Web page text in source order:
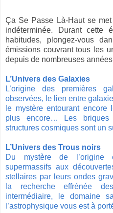
Ça Se Passe Là-Haut se
indéterminée. Durant cette
habitudes, plongez-vous
émissions couvrant tous les
depuis de nombreuses
L’Univers des Galaxies
L’origine des premières
observées, le lien entre
le mystère entourant
plus encore… Les briques
structures cosmiques sont un
L’Univers des Trous noirs
Du mystère de l’origine
supermassifs aux
stellaires par leurs ondes
la recherche effrénée
intermédiaire, le domaine
l’astrophysique vous est à